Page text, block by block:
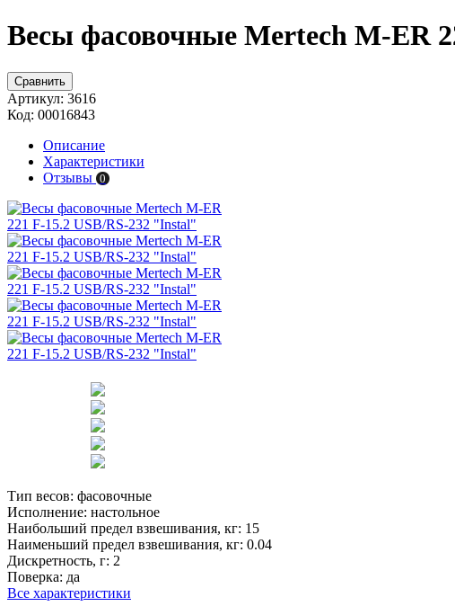
Весы фасовочные Mertech M-ER
Сравнить
Артикул: 3616
Код: 00016843
Описание
Характеристики
Отзывы 0
Тип весов: фасовочные
Исполнение: настольное
Наибольший предел взвешивания, кг: 15
Наименьший предел взвешивания, кг: 0.04
Дискретность, г: 2
Поверка: да
Все характеристики